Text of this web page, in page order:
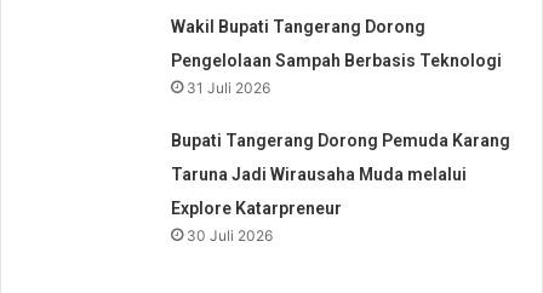
Wakil Bupati Tangerang Dorong
Pengelolaan Sampah Berbasis Teknologi
31 Juli 2026
Bupati Tangerang Dorong Pemuda Karang
Taruna Jadi Wirausaha Muda melalui
Explore Katarpreneur
30 Juli 2026